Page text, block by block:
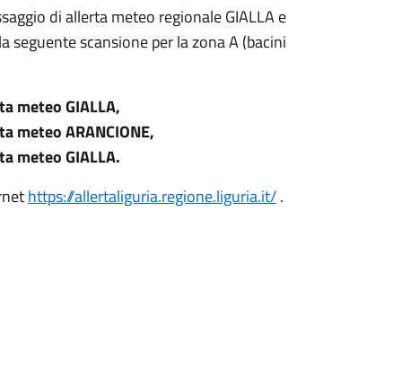
di allerta meteo regionale GIALLA e
seguente scansione per la zona A (bacini
meteo GIALLA,
meteo ARANCIONE,
meteo GIALLA.
https://allertaliguria.regione.liguria.it/.